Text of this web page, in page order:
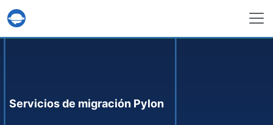
Servicio Help Desk Migration
Servicios de migración Pylon